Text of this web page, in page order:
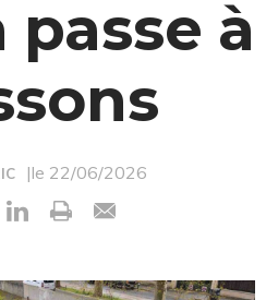
à
|le 22/06/2026